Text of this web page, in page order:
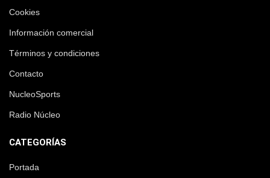
Cookies
Información comercial
Términos y condiciones
Contacto
NucleoSports
Radio Núcleo
CATEGORÍAS
Portada